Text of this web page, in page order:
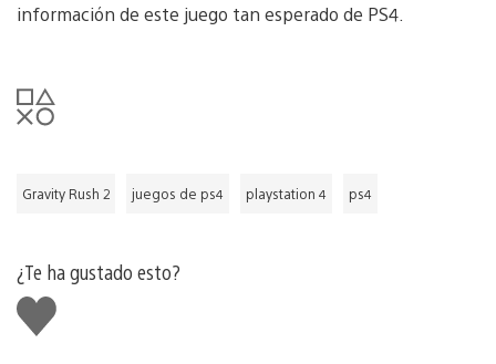
información de este juego tan esperado de PS4.
Gravity Rush 2 juegos de ps4 playstation 4 ps4
¿Te ha gustado esto?
Me
gusta